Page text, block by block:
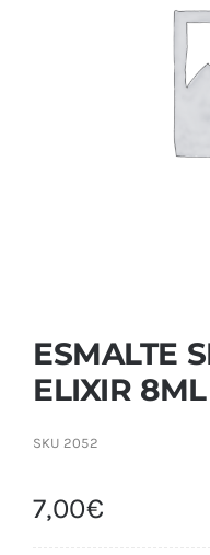
ESMALTE
ELIXIR 8ML
SKU 2052
7,00€